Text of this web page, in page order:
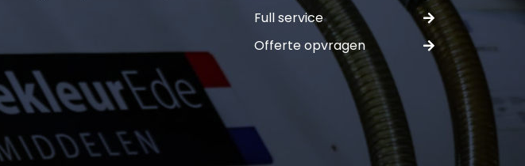
Full service
Offerte opvragen